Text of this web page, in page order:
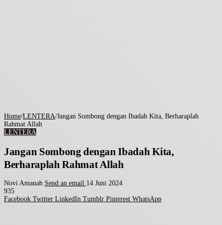
Home/LENTERA/Jangan Sombong dengan Ibadah Kita, Berharaplah
Rahmat Allah
LENTERA
Jangan Sombong dengan Ibadah Kita,
Berharaplah Rahmat Allah
Novi Amanah Send an email 14 Juni 2024
935
Facebook Twitter LinkedIn Tumblr Pinterest WhatsApp